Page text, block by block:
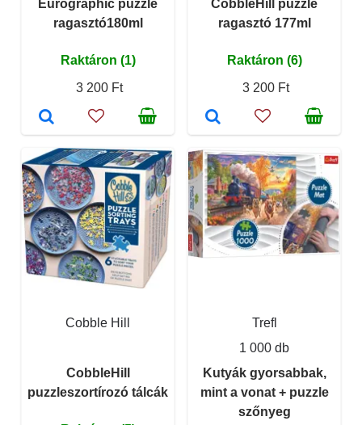
Eurographic puzzle
ragasztó180ml
Raktáron (1)
3 200 Ft
CobbleHill puzzle
ragasztó 177ml
Raktáron (6)
3 200 Ft
Cobble Hill
CobbleHill
puzzleszortírozó tálcák
Trefl
1 000 db
Kutyák gyorsabbak,
mint a vonat + puzzle
szőnyeg